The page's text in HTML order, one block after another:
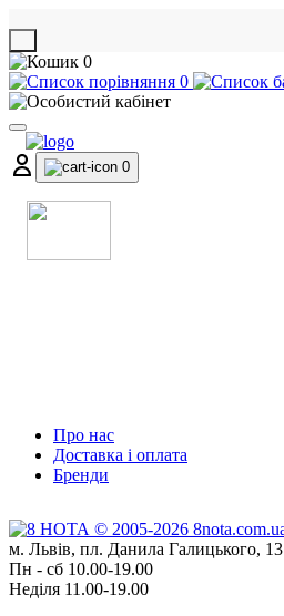
0
0
0
Про нас
Доставка і оплата
Бренди
м. Львів, пл. Данила Галицького, 13
Пн - сб 10.00-19.00
Неділя 11.00-19.00